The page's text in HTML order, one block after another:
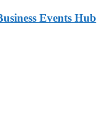
Events Hub